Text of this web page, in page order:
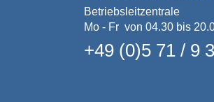
Betriebsleitzentrale
Mo - Fr von 04.30 bis
+49 (0)5 71 / 9